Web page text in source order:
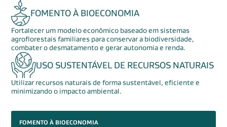
FOMENTO À BIOECONOMIA
Fortalecer um modelo econômico baseado em sistemas
agroflorestais familiares para conservar a biodiversidade,
combater o desmatamento e gerar autonomia e renda.
USO SUSTENTÁVEL DE RECURSOS NATURAIS
Utilizar recursos naturais de forma sustentável, eficiente e
minimizando o impacto ambiental.
FOMENTO À BIOECONOMIA